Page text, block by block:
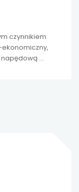
czynnikiem
napędową